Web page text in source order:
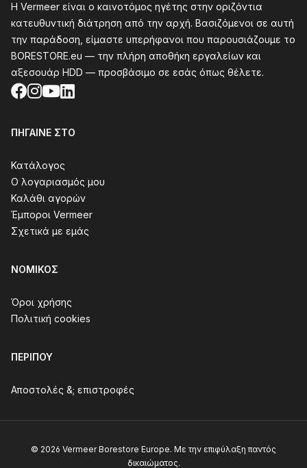
Η Vermeer είναι ο καινοτόμος ηγέτης στην οριζόντια
κατευθυντική διάτρηση από την αρχή. Βασιζόμενοι σε αυτή
την παράδοση, είμαστε υπερήφανοι που παρουσιάζουμε το
BORESTORE.eu — την πλήρη αποθήκη εργαλείων και
αξεσουάρ HDD — προσβάσιμο σε εσάς όπως θέλετε.
Facebook
Instagram
YouTube
LinkedIn
ΠΉΓΑΙΝΕ ΣΤΟ
Κατάλογος
Ο λογαριασμός μου
Καλάθι αγορών
Έμποροι Vermeer
Σχετικά με εμάς
ΝΟΜΙΚΌΣ
Όροι χρήσης
Πολιτική cookies
ΠΕΡΊΠΟΥ
Αποστολές &; επιστροφές
© 2026 Vermeer Borestore Europe. Με την επιφύλαξη παντός
δικαιώματος.